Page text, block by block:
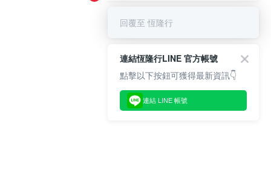
回覆至 恆隆行
連結恆隆行LINE 官方帳號
點擊以下按鈕可獲得最新資訊👇
連結 LINE 帳號